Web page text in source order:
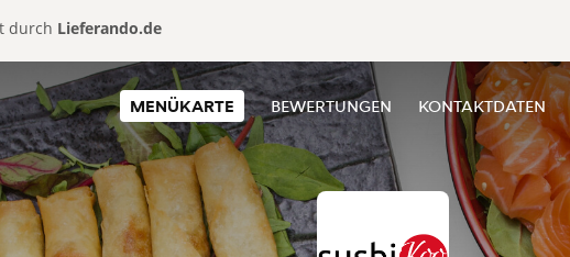
durch Lieferando.de
MENÜKARTE BEWERTUNGEN KONTAKTDATEN